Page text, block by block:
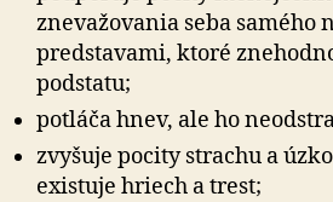
znevažovania seba samého
predstavami, ktoré
podstatu;
potláča hnev, ale ho
zvyšuje pocity strachu a
existuje hriech a trest;